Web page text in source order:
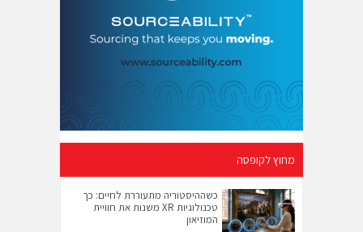
מחוץ לקופסה
כשההיסטוריה מתעוררת לחיים: כך
טכנולוגיות XR משנות את חוויית
המוזיאון